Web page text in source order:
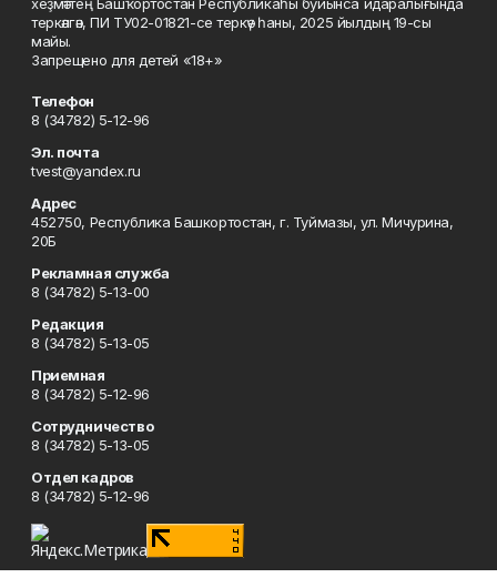
теркәлгән, ПИ ТУ02-01821-се теркәү һаны, 2025 йылдың 19-сы
майы.
Запрещено для детей «18+»
Телефон
8 (34782) 5-12-96
Эл. почта
tvest@yandex.ru
Адрес
452750, Республика Башкортостан, г. Туймазы, ул. Мичурина,
20Б
Рекламная служба
8 (34782) 5-13-00
Редакция
8 (34782) 5-13-05
Приемная
8 (34782) 5-12-96
Сотрудничество
8 (34782) 5-13-05
Отдел кадров
8 (34782) 5-12-96